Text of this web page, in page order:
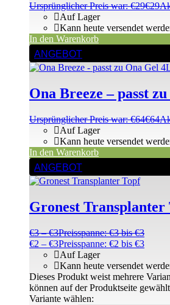
Ursprünglicher Preis war: €29€29
Auf Lager
Kann heute versendet
In den Warenkorb
ANGEBOT
Ona Breeze – passt
Ursprünglicher Preis war: €64€64
Auf Lager
Kann heute versendet
In den Warenkorb
ANGEBOT
Gronest Transplanter
€3 –€3Preisspanne: €3 bis €3
€2 – €3Preisspanne: €2 bis €3
Auf Lager
Kann heute versendet
Variante wählen:
Dieses Produkt weist mehrere
können auf der Produktseite